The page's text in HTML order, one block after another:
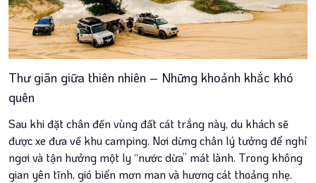
Thư giãn giữa thiên nhiên – Những khoảnh khắc khó
quên
Sau khi đặt chân đến vùng đất cát trắng này, du khách sẽ
được xe đưa về khu camping. Nơi dừng chân lý tưởng để nghỉ
ngơi và tận hưởng một ly “nước dừa” mát lành. Trong không
gian yên tĩnh, gió biển mơn man và hương cát thoảng nhẹ.